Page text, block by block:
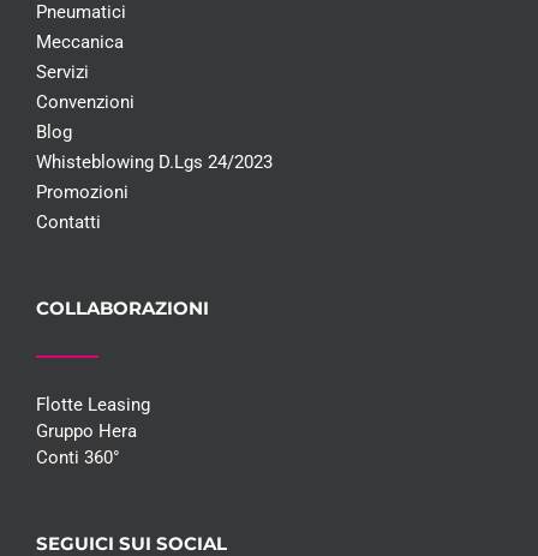
Pneumatici
Meccanica
Servizi
Convenzioni
Blog
Whisteblowing D.Lgs 24/2023
Promozioni
Contatti
COLLABORAZIONI
Flotte Leasing
Gruppo Hera
Conti 360°
SEGUICI SUI SOCIAL